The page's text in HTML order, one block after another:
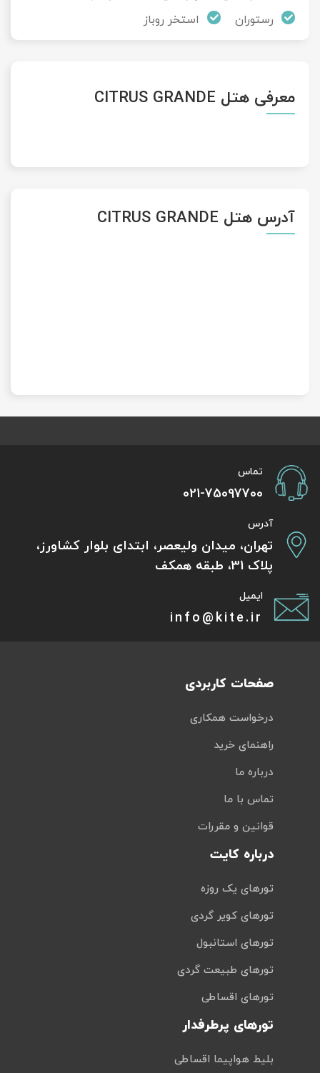
رستوران
استخر روباز
معرفی هتل CITRUS GRANDE
آدرس هتل CITRUS GRANDE
تماس
021-75097700
آدرس
تهران، میدان ولیعصر، ابتدای بلوار کشاورز،
پلاک 31، طبقه همکف
ایمیل
info@kite.ir
صفحات کاربردی
درخواست همکاری
راهنمای خرید
درباره ما
تماس با ما
قوانین و مقررات
درباره کایت
تورهای یک روزه
تورهای کویر گردی
تورهای استانبول
تورهای طبیعت گردی
تورهای اقساطی
تورهای پرطرفدار
بلیط هواپیما اقساطی